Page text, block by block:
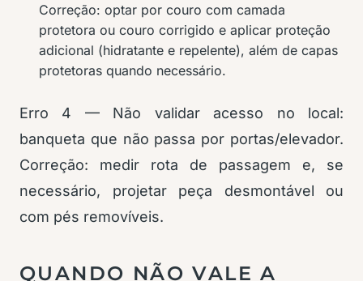
Correção: optar por couro com camada
protetora ou couro corrigido e aplicar proteção
adicional (hidratante e repelente), além de capas
protetoras quando necessário.
Erro 4 — Não validar acesso no local:
banqueta que não passa por portas/elevador.
Correção: medir rota de passagem e, se
necessário, projetar peça desmontável ou
com pés removíveis.
QUANDO NÃO VALE A